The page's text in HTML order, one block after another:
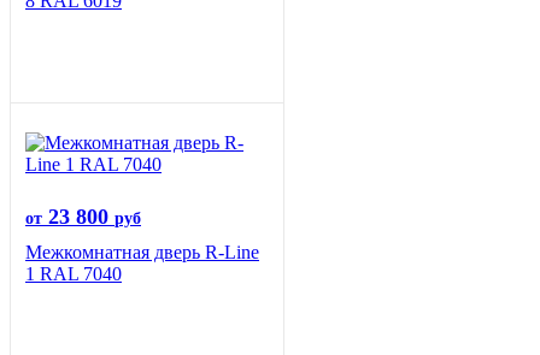
от 23 800 руб
Межкомнатная дверь R-Line
1 RAL 7040